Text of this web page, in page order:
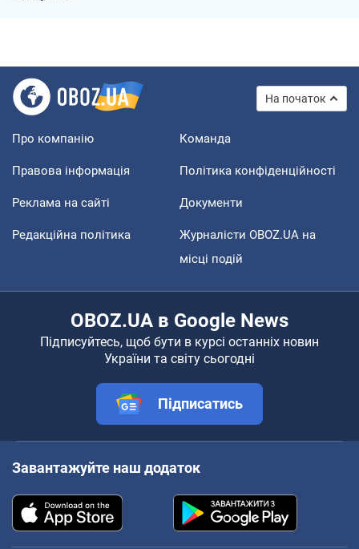
На початок
Про компанію Команда
Правова інформація Політика конфіденційності
Реклама на сайті Документи
Редакційна політика
Журналісти OBOZ.UA на
місці подій
OBOZ.UA в Google News
Підписуйтесь, щоб бути в курсі останніх новин
України та світу сьогодні
Підписатись
Завантажуйте наш додаток